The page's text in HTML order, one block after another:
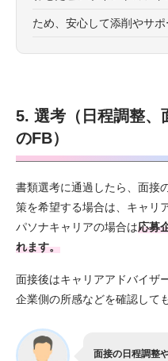
ため、安心して添削やサポ
5. 選考（日程調整、
のFB）
書類選考に通過したら、面接
策を希望する場合は、キャリ
パソナキャリアの場合は応募
れます。
面接後はキャリアアドバイザ
企業側の所感などを確認して
面接の日程調整